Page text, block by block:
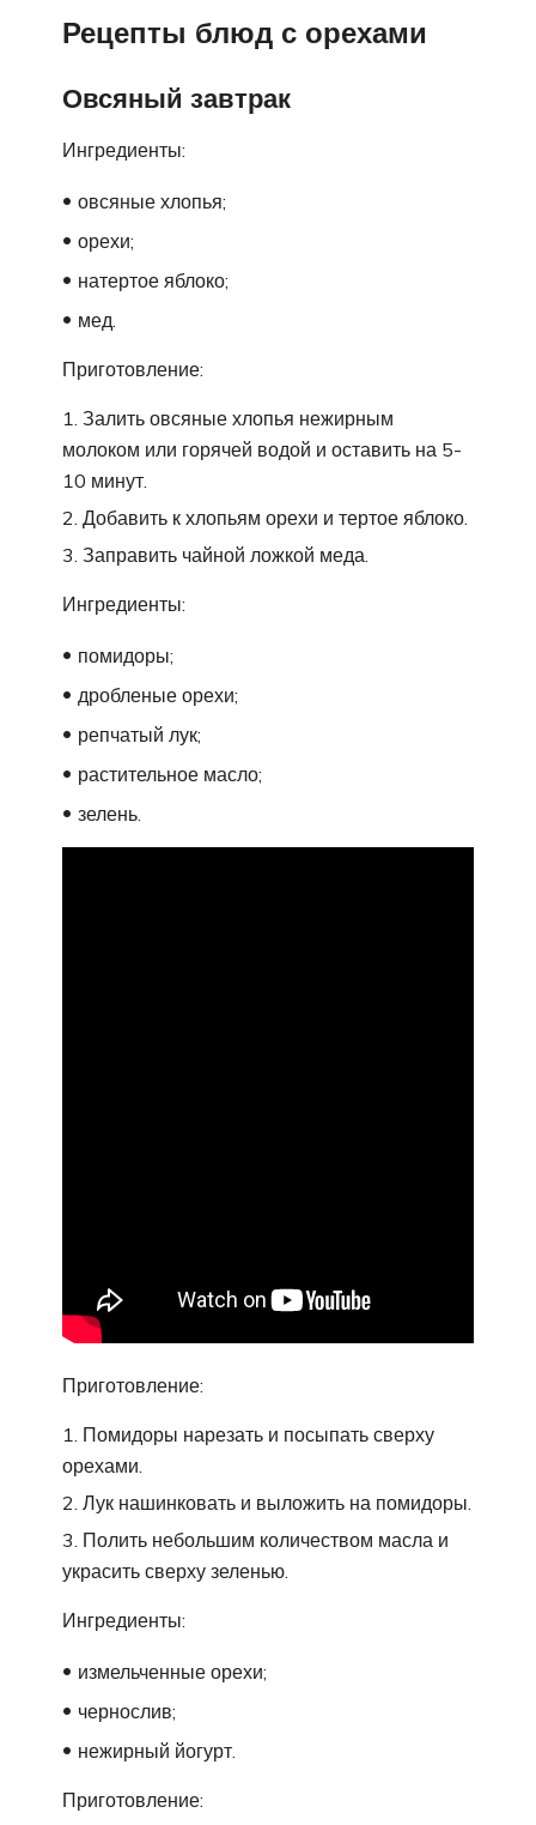
Рецепты блюд с орехами
Овсяный завтрак
Ингредиенты:
овсяные хлопья;
орехи;
натертое яблоко;
мед.
Приготовление:
Залить овсяные хлопья нежирным
молоком или горячей водой и оставить на 5-
10 минут.
Добавить к хлопьям орехи и тертое яблоко.
Заправить чайной ложкой меда.
Ингредиенты:
помидоры;
дробленые орехи;
репчатый лук;
растительное масло;
зелень.
Приготовление:
Помидоры нарезать и посыпать сверху
орехами.
Лук нашинковать и выложить на помидоры.
Полить небольшим количеством масла и
украсить сверху зеленью.
Ингредиенты:
измельченные орехи;
чернослив;
нежирный йогурт.
Приготовление: